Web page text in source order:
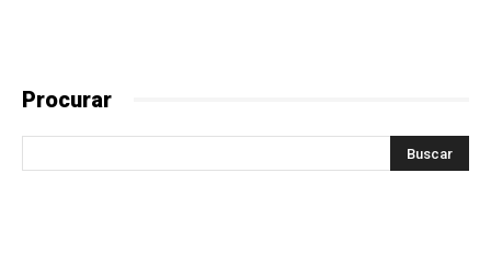
Procurar